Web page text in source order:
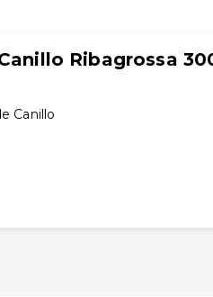
Ribagrossa
Canillo